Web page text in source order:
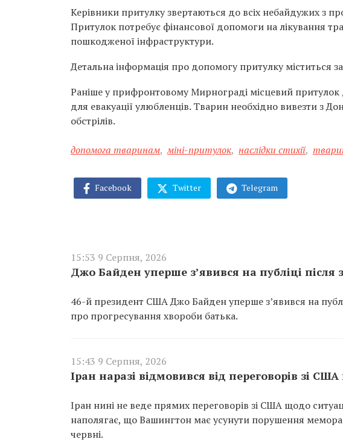
Керівники притулку звертаються до всіх небайдужих з
Притулок потребує фінансової допомоги на лікування
пошкодженої інфраструктури.
Детальна інформація про допомогу притулку міститься за
Раніше у прифронтовому Мирнограді місцевий притулок
для евакуації улюбленців. Тварин необхідно вивезти з
обстрілів.
допомога тваринам, міні-притулок, наслідки стихії,
Facebook Twitter Telegram
15:53 9 Серпня, 2026
Джо Байден уперше з’явився на публіці
46-й президент США Джо Байден уперше з’явився на
про прогресування хвороби батька.
15:43 9 Серпня, 2026
Іран наразі відмовився від переговорів зі
Іран нині не веде прямих переговорів зі США щодо
наполягає, що Вашингтон має усунути порушення
червні.